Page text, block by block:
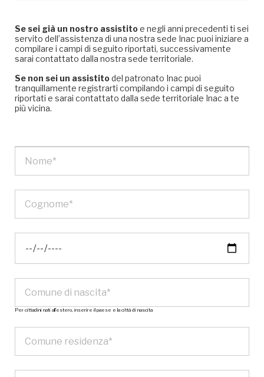
Se sei già un nostro assistitoe negli anni precedenti ti sei
servito dell’assistenza di una nostra sede Inac puoi iniziare a
compilare i campi di seguito riportati, successivamente
sarai contattato dalla nostra sede territoriale.
Se non sei un assistitodel patronato Inac puoi
tranquillamente registrarti compilando i campi di seguito
riportati e sarai contattato dalla sede territoriale Inac a te
più vicina.
Per cittadini nati all’estero, inserire il paese e la città di nascita